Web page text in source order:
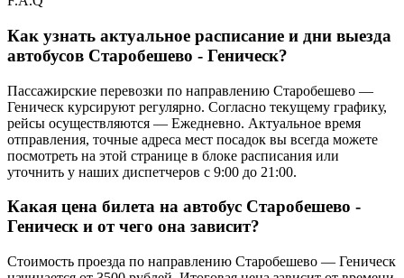
Как узнать актуальное расписание и дни выезда
автобусов Старобешево - Геническ?
Пассажирские перевозки по направлению Старобешево —
Геническ курсируют регулярно. Согласно текущему графику,
рейсы осуществляются — Ежедневно. Актуальное время
отправления, точные адреса мест посадок вы всегда можете
посмотреть на этой странице в блоке расписания или
уточнить у наших диспетчеров с 9:00 до 21:00.
Какая цена билета на автобус Старобешево -
Геническ и от чего она зависит?
Стоимость проезда по направлению Старобешево — Геническ